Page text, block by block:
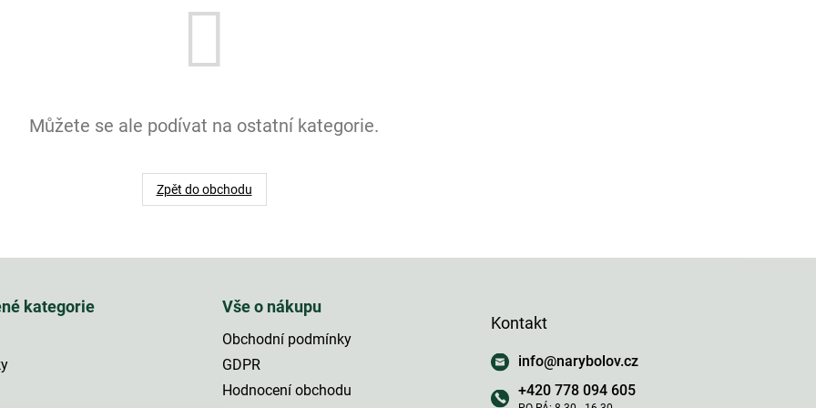
Můžete se ale podívat na ostatní kategorie.
Zpět do obchodu
kategorie Vše o nákupu
Obchodní podmínky
GDPR
Hodnocení obchodu
Kontakt
info@narybolov.cz
+420 778 094 605